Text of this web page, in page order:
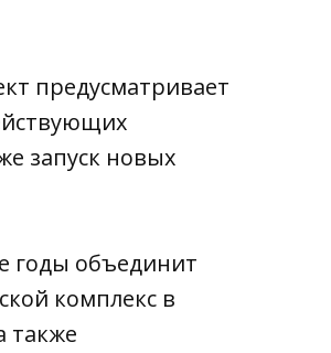
предусматривает
запуск новых
годы объединит
комплекс в
также